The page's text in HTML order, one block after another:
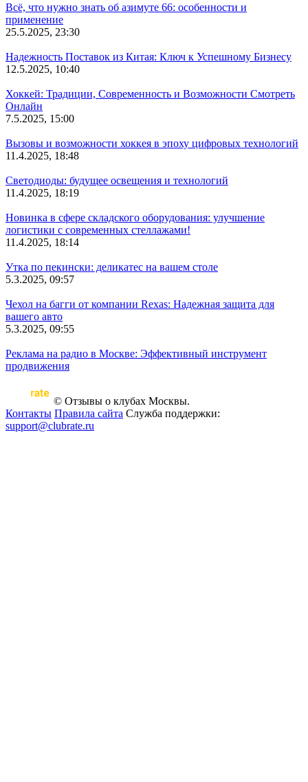
Всё, что нужно знать об азимуте 66: особенности и
применение
25.5.2025, 23:30
Надежность Поставок из Китая: Ключ к Успешному Бизнесу
12.5.2025, 10:40
Хоккей: Традиции, Современность и Возможности Смотреть
Онлайн
7.5.2025, 15:00
Вызовы и возможности хоккея в эпоху цифровых технологий
11.4.2025, 18:48
Светодиоды: будущее освещения и технологий
11.4.2025, 18:19
Новинка в сфере складского оборудования: улучшение
логистики с современных стеллажами!
11.4.2025, 18:14
Утка по пекински: деликатес на вашем столе
5.3.2025, 09:57
Чехол на багги от компании Rexas: Надежная защита для
вашего авто
5.3.2025, 09:55
Реклама на радио в Москве: Эффективный инструмент
продвижения
© Отзывы о клубах Москвы.
Контакты Правила сайта Служба поддержки:
support@clubrate.ru